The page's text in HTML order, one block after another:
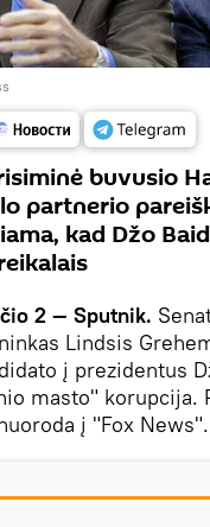
buvusio
partnerio
kad Džo
2 — Sputnik.
Lindsis
į prezidentus
masto" korupcija.
į "Fox News".